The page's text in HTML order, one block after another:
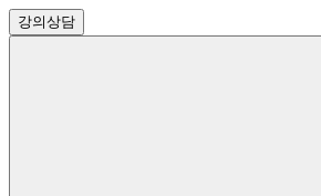
강의상담